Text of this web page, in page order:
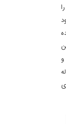
را